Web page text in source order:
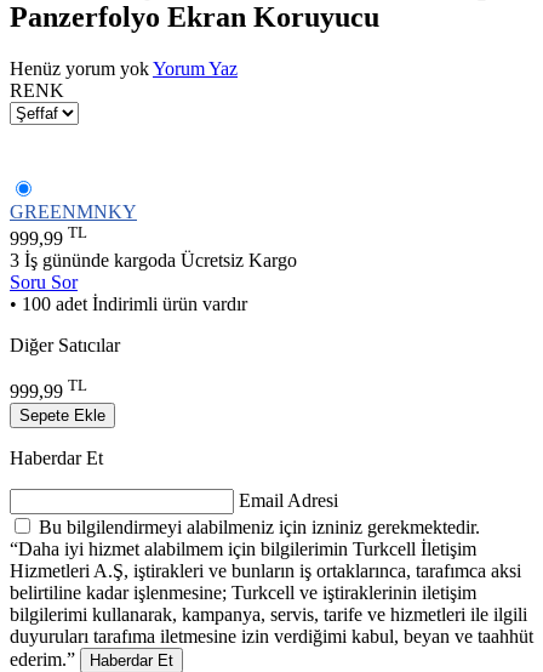
Panzerfolyo Ekran Koruyucu
Henüz yorum yokYorum Yaz
RENK
GREENMNKY
999,99 TL
3 İş gününde kargoda Ücretsiz Kargo
Soru Sor
• 100 adet İndirimli ürün vardır
Diğer Satıcılar
999,99 TL
Sepete Ekle
Haberdar Et
Email Adresi
Bu bilgilendirmeyi alabilmeniz için izniniz gerekmektedir.
“Daha iyi hizmet alabilmem için bilgilerimin Turkcell İletişim
Hizmetleri A.Ş, iştirakleri ve bunların iş ortaklarınca, tarafımca aksi
belirtiline kadar işlenmesine; Turkcell ve iştiraklerinin iletişim
bilgilerimi kullanarak, kampanya, servis, tarife ve hizmetleri ile ilgili
duyuruları tarafıma iletmesine izin verdiğimi kabul, beyan ve taahhüt
ederim.”
Haberdar Et